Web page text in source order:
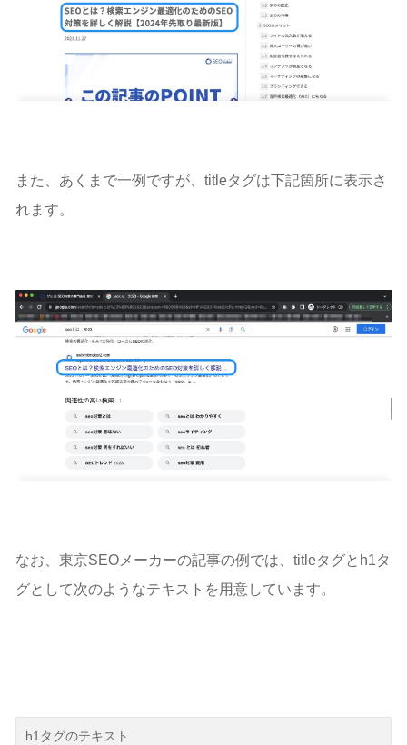
また、あくまで一例ですが、titleタグは下記箇所に表示さ
れます。
なお、東京SEOメーカーの記事の例では、titleタグとh1タ
グとして次のようなテキストを用意しています。
h1タグのテキスト